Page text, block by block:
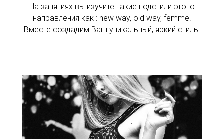
На занятиях вы изучите такие подстили этого
направления как : new way, old way, femme.
Вместе создадим Ваш уникальный, яркий стиль.